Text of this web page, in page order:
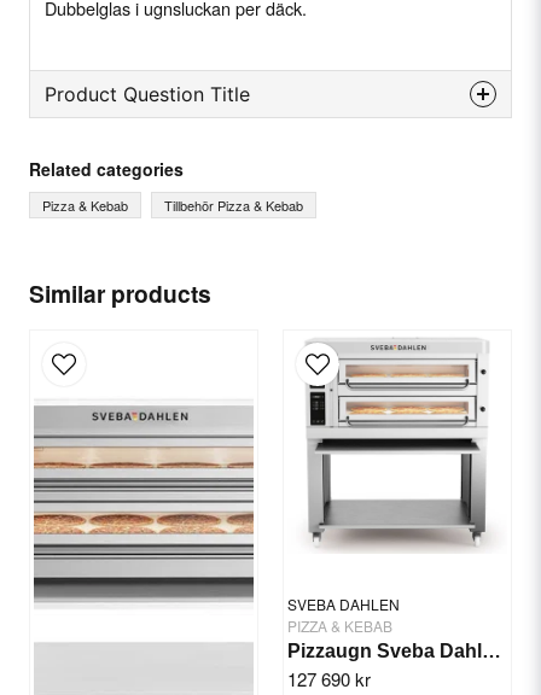
Similar products
SVEBA DAHLEN
PIZZA & KEBAB
Pizzaugn Sveba Dahlen P602-2 däck
127 690 kr
Dubbelglas i ugnsluckan per däck.
Product Question Title
Ask us something about this product...
Name
email
Email
Yes, you can publish my question.
Related categories
Pizza & Kebab Tillbehör Pizza & Kebab